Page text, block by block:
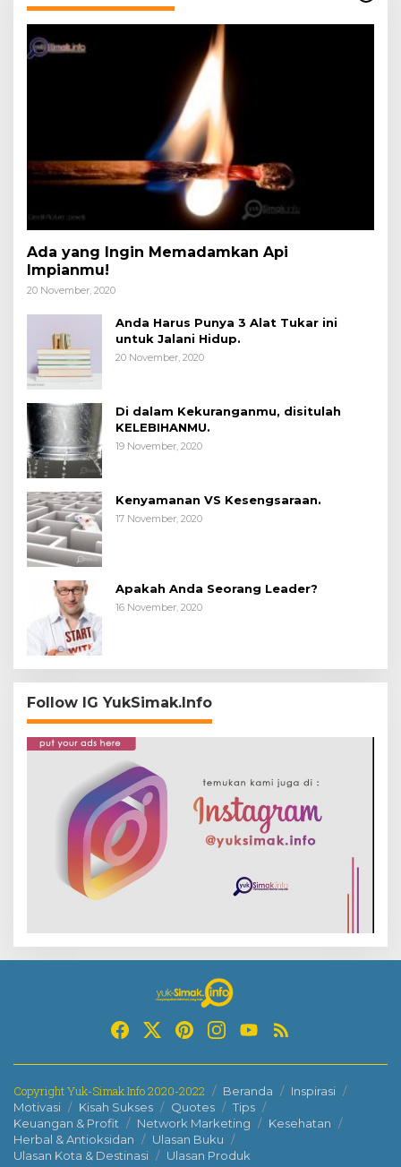
Ada yang Ingin Memadamkan Api
Impianmu!
20 November, 2020
Anda Harus Punya 3 Alat Tukar ini
untuk Jalani Hidup.
20 November, 2020
Di dalam Kekuranganmu, disitulah
KELEBIHANMU.
19 November, 2020
Kenyamanan VS Kesengsaraan.
17 November, 2020
Apakah Anda Seorang Leader?
16 November, 2020
Follow IG YukSimak.Info
Copyright Yuk-Simak.Info 2020-2022 Beranda
Inspirasi
Motivasi
Kisah Sukses Quotes
Tips
Keuangan & Profit
Network Marketing
Kesehatan
Herbal & Antioksidan
Ulasan Buku
Ulasan Kota & Destinasi
Ulasan Produk